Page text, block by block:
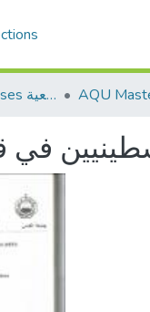
Dissertations & Theses الرسائل الجامعية
في